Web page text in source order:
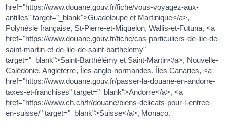
href="https://www.douane.gouv.fr/fiche/vous-voyagez-aux-
antilles" target="_blank">Guadeloupe et Martinique</a>,
Polynésie française, St-Pierre-et-Miquelon, Wallis-et-Futuna, <a
href="https://www.douane.gouv.fr/fiche/cas-particuliers-de-lile-de-
saint-martin-et-de-lile-de-saint-barthelemy"
target="_blank">Saint-Barthélémy et Saint-Martin</a>, Nouvelle-
Calédonie, Angleterre, Îles anglo-normandes, Îles Canaries, <a
href="https://www.douane.gouv.fr/passer-la-douane-en-andorre-
taxes-et-franchises" target="_blank">Andorre</a>, <a
href="https://www.ch.ch/fr/douane/biens-delicats-pour-l-entree-
en-suisse/" target="_blank">Suisse</a>, Monaco.